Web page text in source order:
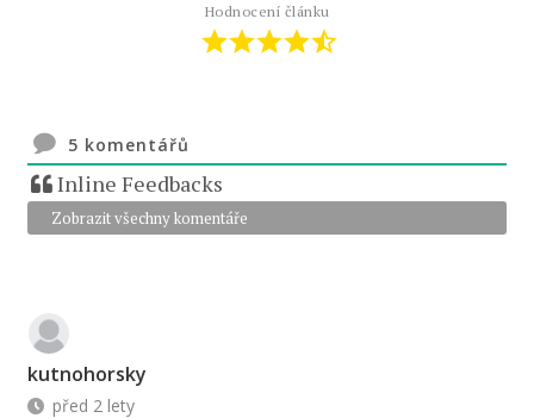
Hodnocení článku
5 komentářů
Inline Feedbacks
Zobrazit všechny komentáře
kutnohorsky
před 2 lety